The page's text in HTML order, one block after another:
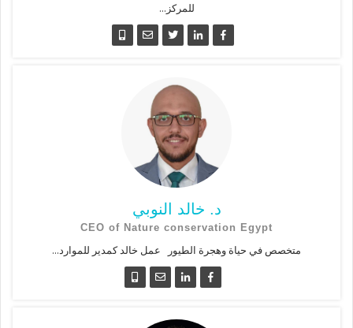
للمركز...
د. خالد النوبي
CEO of Nature conservation Egypt
متخصص في حياة وهجرة الطيور عمل خالد كمدير للموارد...